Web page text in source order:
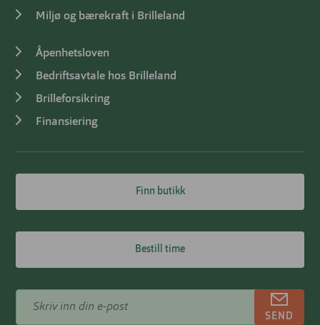
Miljø og bærekraft i Brilleland
Åpenhetsloven
Bedriftsavtale hos Brilleland
Brilleforsikring
Finansiering
Finn butikk
Bestill time
SEND